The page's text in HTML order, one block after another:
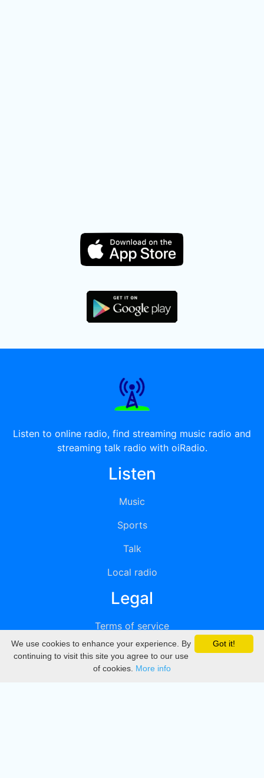
Listen to online radio, find streaming music radio and
streaming talk radio with oiRadio.
Listen
Music
Sports
Talk
Local radio
Legal
Terms of service
Privacy
DMCA
Got it!
We use cookies to enhance your experience. By
continuing to visit this site you agree to our use
of cookies. More info